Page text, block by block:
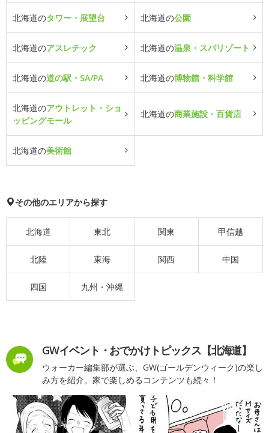
北海道のタワー・展望台 北海道の公園
北海道のアスレチック 北海道の温泉・スパリゾート
北海道の道の駅・SA/PA 北海道の博物館・科学館
北海道のアウトレット・ショ
ッピングモール
北海道の商業施設・百貨店
北海道の美術館
その他のエリアから探す
北海道 東北 関東 甲信越
北陸 東海 関西 中国
四国 九州・沖縄
GWイベント・おでかけトピックス【北海道】
ウォーカー編集部が選ぶ、GW(ゴールデンウィーク)の楽し
み方を紹介。家で楽しめるコンテンツも続々！